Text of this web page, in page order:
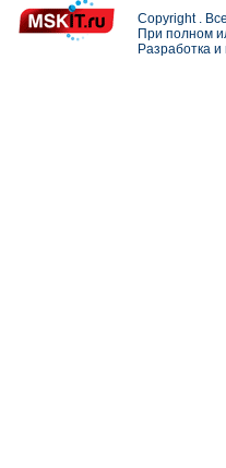
Copyright .
При полном
Разработка